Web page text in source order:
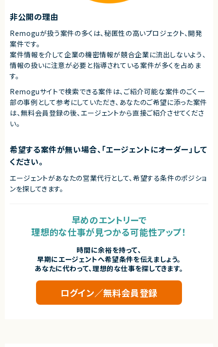
・AI/ML領域において主体的に推進できる方
・クラウド案件でリード経験がある方
契約形態
業務委託(準委任契約)
契約元
株式会社LASSIC
エージェントから
◎AI/MLの最先端技術（Vertex AI・MLOps）に深く関われる環境です！
◎クラウドデリバリーリードとして上流から携われるため、キャリアアップに
最適です！
◎GCP環境での高度なインフラ設計・運用スキルを伸ばせます！
非公開の理由
Remoguが扱う案件の多くは、秘匿性の高いプロジェクト、開発
案件です。
案件情報を介して企業の機密情報が競合企業に流出しないよう、
情報の扱いに注意が必要と指導されている案件が多くを占めま
す。
Remoguサイトで検索できる案件は、ご紹介可能な案件のごく一
部の事例として参考にしていただき、 あなたのご希望に添った案件
は、無料会員登録の後、エージェントから直接ご紹介させてくださ
い。
希望する案件が無い場合、「エージェントにオーダー」して
ください。
エージェントがあなたの営業代行として、希望する条件のポジショ
ンを探してきます。
早めのエントリーで
理想的な仕事が見つかる可能性アップ！
時間に余裕を持って、
早期にエージェントへ希望条件を伝えましょう。
あなたに代わって、理想的な仕事を探してきます。
ログイン／無料会員登録